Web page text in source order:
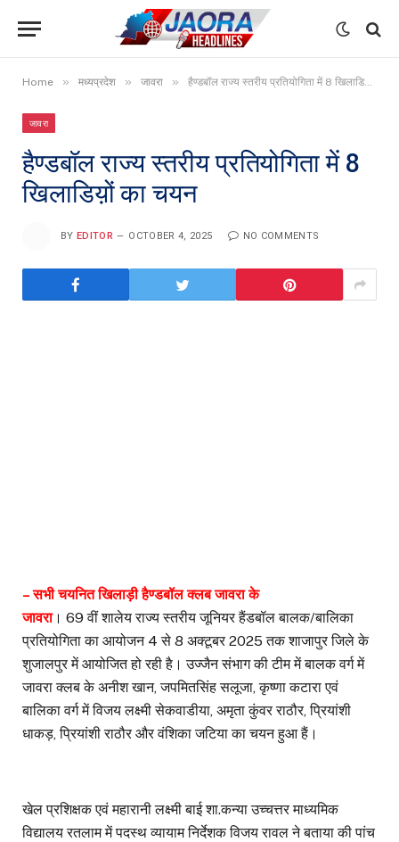
Home » मध्यप्रदेश » जावरा » हैण्डबॉल राज्य स्तरीय प्रतियोगिता में 8 खिलाडिय़ों का चयन
जावरा
हैण्डबॉल राज्य स्तरीय प्रतियोगिता में 8
खिलाडिय़ों का चयन
BY EDITOR OCTOBER 4, 2025 NO COMMENTS
– सभी चयनित खिलाड़ी हैण्डबॉल क्लब जावरा के
जावरा। 69 वीं शालेय राज्य स्तरीय जूनियर हैंडबॉल बालक/बालिका
प्रतियोगिता का आयोजन 4 से 8 अक्टूबर 2025 तक शाजापुर जिले के
शुजालपुर में आयोजित हो रही है। उज्जैन संभाग की टीम में बालक वर्ग में
जावरा क्लब के अनीश खान, जपमितसिंह सलूजा, कृष्णा कटारा एवं
बालिका वर्ग में विजय लक्ष्मी सेकवाडीया, अमृता कुंवर राठौर, प्रियांशी
धाकड़, प्रियांशी राठौर और वंशिका जटिया का चयन हुआ हैं।
खेल प्रशिक्षक एवं महारानी लक्ष्मी बाई शा.कन्या उच्चत्तर माध्यमिक
विद्यालय रतलाम में पदस्थ व्यायाम निर्देशक विजय रावल ने बताया की पांच